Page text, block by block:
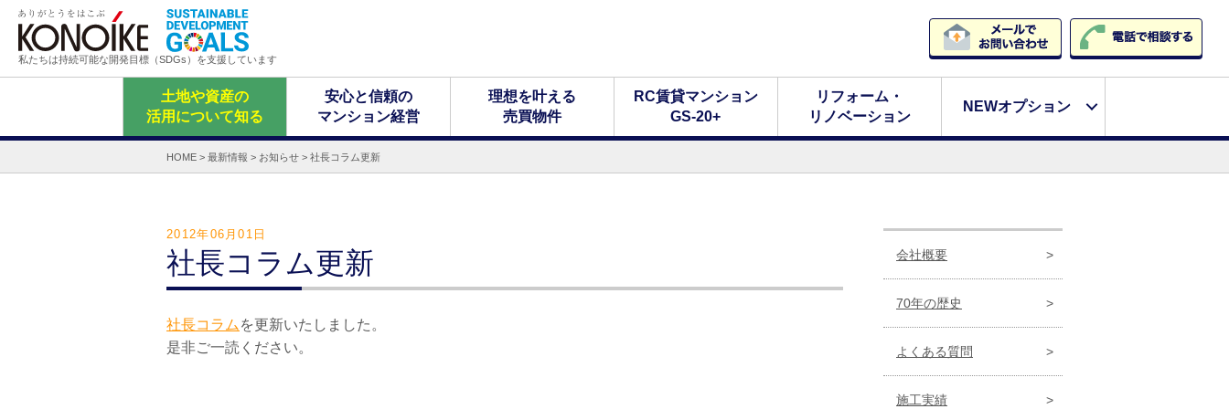
私たちは持続可能な開発目標（SDGs）を支援しています
土地や資産の
活用について知る
安心と信頼の
マンション経営
理想を叶える
売買物件
RC賃貸マンション
GS-20+
リフォーム・
リノベーション
NEWオプション
HOME > 最新情報 > お知らせ > 社長コラム更新
2012年06月01日
社長コラム更新
社長コラムを更新いたしました。
是非ご一読ください。
会社概要
70年の歴史
よくある質問
施工実績